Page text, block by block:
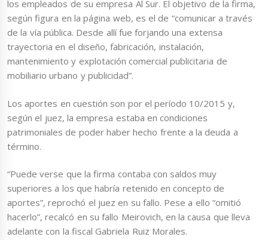
los empleados de su empresa Al Sur. El objetivo de la firma,
según figura en la página web, es el de “comunicar a través
de la vía pública. Desde allí fue forjando una extensa
trayectoria en el diseño, fabricación, instalación,
mantenimiento y explotación comercial publicitaria de
mobiliario urbano y publicidad”.
Los aportes en cuestión son por el período 10/2015 y,
según el juez, la empresa estaba en condiciones
patrimoniales de poder haber hecho frente a la deuda a
término.
“Puede verse que la firma contaba con saldos muy
superiores a los que habría retenido en concepto de
aportes”, reprochó el juez en su fallo. Pese a ello “omitió
hacerlo”, recalcó en su fallo Meirovich, en la causa que lleva
adelante con la fiscal Gabriela Ruiz Morales.